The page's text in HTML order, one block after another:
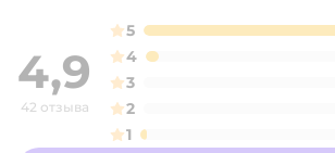
4,9
42 отзыва
5
4
3
2
1